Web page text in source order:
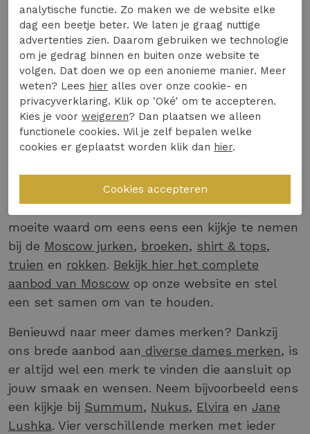
hebben een prachtige belijning waardoor ze
vrouwelijk zijn en comfortabel dragen. De jassen
zijn functioneel en hebben meestal een
capuchon, wat voor het Nederlandse weer nog
wel eens van pas kan komen.
Nog veel meer prachtige Moscow
kleding bij Expresswear.nl
Naast de warme en comfortabele jassen van
Moscow vind je op Expresswear.nl nog veel meer
mooie Moscow items. Zo is het ook zeker de
moeite waard om eens eens een kijkje te nemen
bij de Moscow jurken, broeken, shirt & tops,
truien en rokken. Bekijk hier het complete
aanbod van Moscow op onze website en stel
een set samen om van te houden.
Benieuwd naar meer dames merken? Dankzij
ons brede aanbod aan diverse dames merken, is
er altijd wel een merk te vinden die aansluit op
jouw smaak en wensen. Neem bijvoorbeeld eens
een kijkje bij Summum, Nukus, Elvira en Jane
Lushka. Vier verschillende merken met ieder
analytische functie. Zo maken we de website elke
dag een beetje beter. We laten je graag nuttige
advertenties zien. Daarom gebruiken we technologie
om je gedrag binnen en buiten onze website te
volgen. Dat doen we op een anonieme manier. Meer
weten? Lees hier alles over onze cookie- en
privacyverklaring. Klik op 'Oké' om te accepteren.
Kies je voor weigeren? Dan plaatsen we alleen
functionele cookies. Wil je zelf bepalen welke
cookies er geplaatst worden klik dan hier.